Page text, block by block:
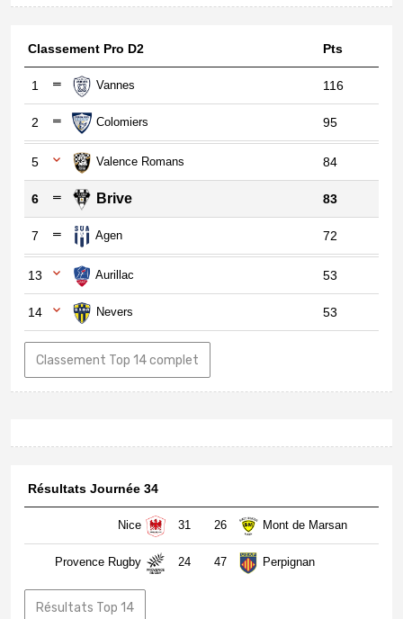
Classement Pro D2 Pts
1 Vannes 116
2 Colomiers 95
5 Valence Romans 84
6 Brive 83
7 Agen 72
13 Aurillac 53
14 Nevers 53
Classement Top 14 complet
Résultats Journée 34
Nice 31 26 Mont de Marsan
Provence Rugby 24 47 Perpignan
Résultats Top 14